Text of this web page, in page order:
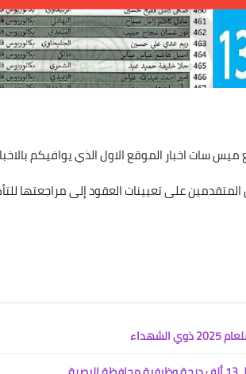
سات اخبار الموقع الاول الذي يوافيكم
على تعيينات العقود إلى مراجعتها